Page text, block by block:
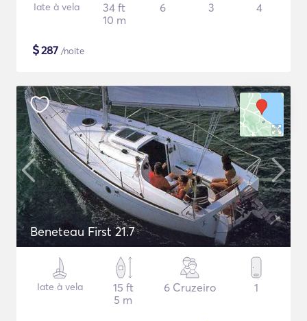
Iate à vela
34 ft
10 m
6 3 4
$287 /noite
Beneteau First 21.7
Iate à vela
15 ft
5 m
6 Cruzeiro 1